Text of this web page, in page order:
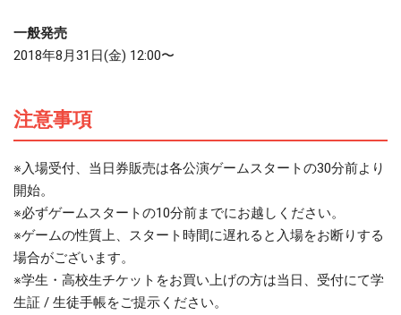
一般発売
2018年8月31日(金) 12:00〜
注意事項
※入場受付、当日券販売は各公演ゲームスタートの30分前より
開始。
※必ずゲームスタートの10分前までにお越しください。
※ゲームの性質上、スタート時間に遅れると入場をお断りする
場合がございます。
※学生・高校生チケットをお買い上げの方は当日、受付にて学
生証 / 生徒手帳をご提示ください。